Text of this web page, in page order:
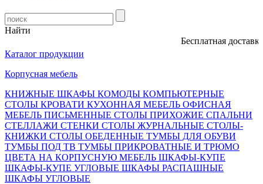
Найти
Бесплатная
Каталог продукции
Корпусная мебель
КНИЖНЫЕ ШКАФЫ КОМОДЫ КОМПЬЮТЕРНЫЕ
СТОЛЫ КРОВАТИ КУХОННАЯ МЕБЕЛЬ ОФИСНАЯ
МЕБЕЛЬ ПИСЬМЕННЫЕ СТОЛЫ ПРИХОЖИЕ СПАЛЬНИ
СТЕЛЛАЖИ СТЕНКИ СТОЛЫ ЖУРНАЛЬНЫЕ СТОЛЫ-
КНИЖКИ СТОЛЫ ОБЕДЕННЫЕ ТУМБЫ ДЛЯ ОБУВИ
ТУМБЫ ПОД ТВ ТУМБЫ ПРИКРОВАТНЫЕ И ТРЮМО
ЦВЕТА НА КОРПУСНУЮ МЕБЕЛЬ ШКАФЫ-КУПЕ
ШКАФЫ-КУПЕ УГЛОВЫЕ ШКАФЫ РАСПАШНЫЕ
ШКАФЫ УГЛОВЫЕ